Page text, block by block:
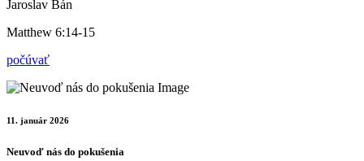
Jaroslav Bán
Matthew 6:14-15
počúvať
11. január 2026
Neuvoď nás do pokušenia